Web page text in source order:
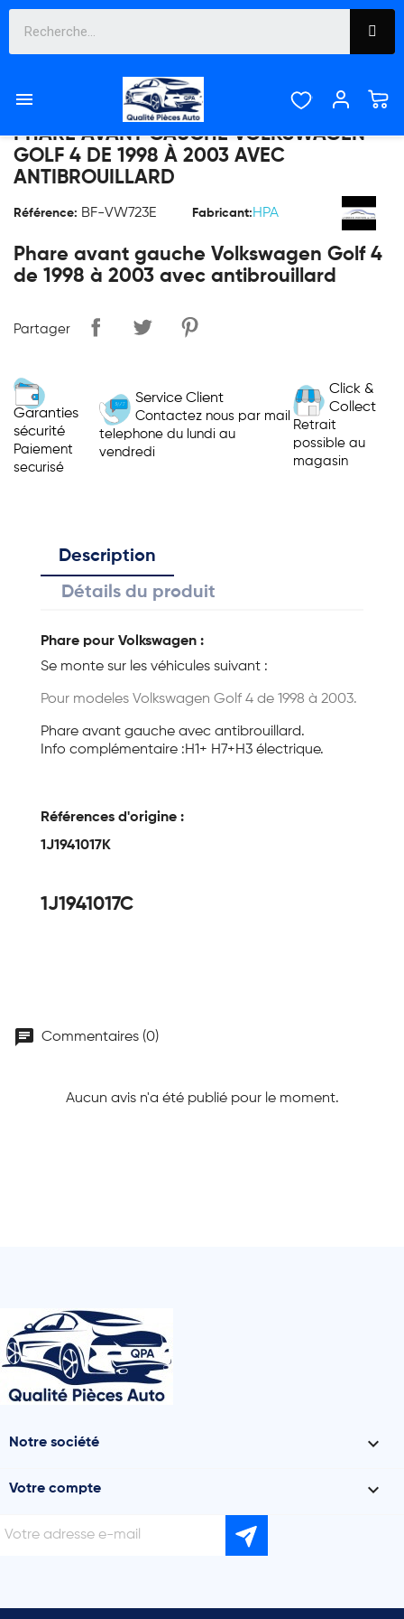

PHARE AVANT GAUCHE VOLKSWAGEN
GOLF 4 DE 1998 À 2003 AVEC
ANTIBROUILLARD
Référence: BF-VW723E Fabricant: HPA
Phare avant gauche Volkswagen Golf 4
de 1998 à 2003 avec antibrouillard
Partager
Garanties
sécurité
Paiement
securisé
Service Client
Contactez nous par mail
telephone du lundi au
vendredi
Click &
Collect
Retrait
possible au
magasin
Description
Détails du produit
Phare pour Volkswagen :
Se monte sur les véhicules suivant :
Pour modeles Volkswagen Golf 4 de 1998 à 2003.
Phare avant gauche avec antibrouillard.
Info complémentaire :H1+ H7+H3 électrique.
Références d'origine :
1J1941017K
1J1941017C
chat Commentaires (0)
Aucun avis n'a été publié pour le moment.
Notre société 
Votre compte 